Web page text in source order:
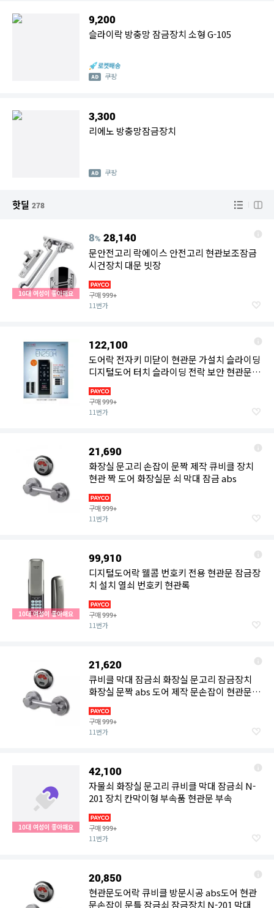
9,200
슬라이락 방충망 잠금장치 소형 G-105
쿠팡
3,300
리에노 방충망잠금장치
쿠팡
핫딜 278
10대 여성이 좋아해요
8% 28,140
문안전고리 락에이스 안전고리 현관보조잠금
시건장치 대문 빗장
구매999+
11번가
122,100
도어락 전자키 미닫이 현관문 가설치 슬라이딩
디지털도어 터치 슬라이딩 전락 보안 현관문록
구매999+
11번가
21,690
화장실 문고리 손잡이 문짝 제작 큐비클 장치
현관 짝 도어 화장실문 쇠 막대 잠금 abs
구매999+
11번가
10대 여성이 좋아해요
99,910
디지털도어락 웰콤 번호키 전용 현관문 잠금장
치 설치 열쇠 번호키 현관록
구매999+
11번가
21,620
큐비클 막대 잠금쇠 화장실 문고리 잠금장치
화장실 문짝 abs 도어 제작 문손잡이 현관문
구매999+
11번가
10대 여성이 좋아해요
42,100
자물쇠 화장실 문고리 큐비클 막대 잠금쇠 N-
201 장치 칸막이형 부속품 현관문 부속
구매999+
11번가
20,850
현관문도어락 큐비클 방문시공 abs도어 현관
문손잡이 문틀 잠금쇠 잠금장치 N-201 막대